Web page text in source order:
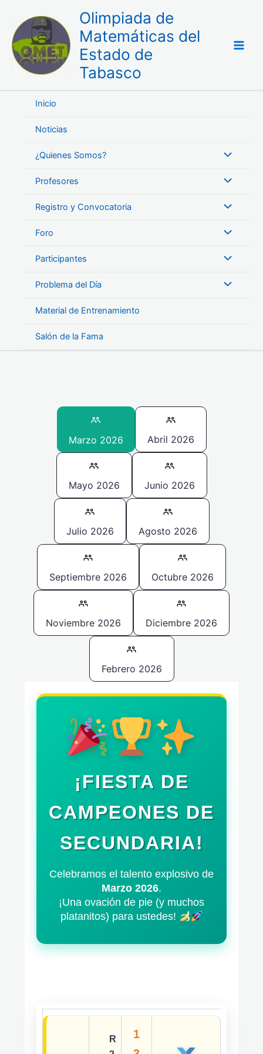
contenido
Olimpiada de
Matemáticas del
Estado de
Tabasco
Inicio
Noticias
¿Quienes Somos?
Profesores
Registro y Convocatoria
Foro
Participantes
Problema del Día
Material de Entrenamiento
Salón de la Fama
Marzo 2026 Abril 2026
Mayo 2026 Junio 2026
Julio 2026 Agosto 2026
Septiembre 2026 Octubre 2026
Noviembre 2026 Diciembre 2026
Febrero 2026
¡FIESTA DE
CAMPEONES DE
SECUNDARIA!
Celebramos el talento explosivo de
Marzo 2026.
¡Una ovación de pie (y muchos
platanitos) para ustedes!
R
1